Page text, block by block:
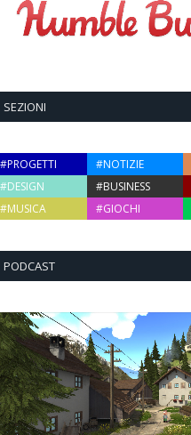
SEZIONI
#PROGETTI #NOTIZIE
#DESIGN
#BUSINESS
#MUSICA
#GIOCHI
PODCAST